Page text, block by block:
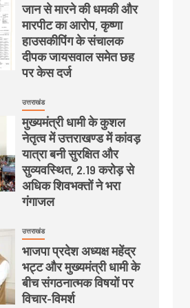
जान से मारने की धमकी और
मारपीट का आरोप, कृष्णा
हाउसकीपिंग के संचालक
दीपक जायसवाल समेत छह
पर केस दर्ज
उत्तराखंड
मुख्यमंत्री धामी के कुशल
नेतृत्व में उत्तराखण्ड में कांवड़
यात्रा बनी सुरक्षित और
सुव्यवस्थित, 2.19 करोड़ से
अधिक शिवभक्तों ने भरा
गंगाजल
उत्तराखंड
भाजपा प्रदेश अध्यक्ष महेंद्र
भट्ट और मुख्यमंत्री धामी के
बीच संगठनात्मक विषयों पर
विचार-विमर्श